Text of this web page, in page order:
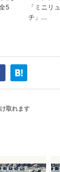
取れます